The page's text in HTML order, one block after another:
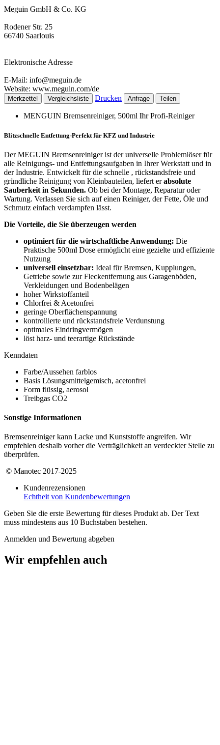
Meguin GmbH & Co. KG
Rodener Str. 25
66740 Saarlouis
Elektronische Adresse
E-Mail: info@meguin.de
Website: www.meguin.com/de
Merkzettel Vergleichsliste Drucken Anfrage Teilen
MENGUIN Bremsenreiniger, 500ml Ihr Profi-Reiniger
Blitzschnelle Entfettung-Perfekt für KFZ und Industrie
Der MEGUIN Bremsenreiniger ist der universelle Problemlöser für
alle Reinigungs- und Entfettungsaufgaben in Ihrer Werkstatt und in
der Industrie. Entwickelt für die schnelle , rückstandsfreie und
gründliche Reinigung von Kleinbauteilen, liefert erabsolute
Sauberkeit in Sekunden. Ob bei der Montage, Reparatur oder
Wartung. Verlassen Sie sich auf einen Reiniger, der Fette, Öle und
Schmutz einfach verdampfen lässt.
Die Vorteile, die Sie überzeugen werden
optimiert für die wirtschaftliche Anwendung: Die
Praktische 500ml Dose ermöglicht eine gezielte und effiziente
Nutzung
universell einsetzbar: Ideal für Bremsen, Kupplungen,
Getriebe sowie zur Fleckentfernung aus Garagenböden,
Verkleidungen und Bodenbelägen
hoher Wirkstoffanteil
Chlorfrei & Acetonfrei
geringe Oberflächenspannung
kontrollierte und rückstandsfreie Verdunstung
optimales Eindringvermögen
löst harz- und teerartige Rückstände
Kenndaten
Farbe/Aussehen farblos
Basis Lösungsmittelgemisch, acetonfrei
Form flüssig, aerosol
Treibgas CO2
Sonstige Infor­ma­ti­onen
Bremsenreiniger kann Lacke und Kunststoffe angreifen. Wir
empfehlen deshalb vorher die Verträglichkeit an verdeckter Stelle zu
überprüfen.
© Manotec 2017-2025
Kundenrezensionen
Echtheit von Kundenbewertungen
Geben Sie die erste Bewertung für dieses Produkt ab. Der Text
muss mindestens aus 10 Buchstaben bestehen.
Anmelden und Bewertung abgeben
Wir empfehlen auch